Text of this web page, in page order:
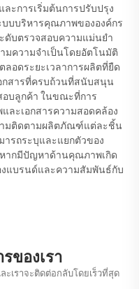
ะการเริ่มต้นการปรับปรุง
บบริหารคุณภาพขององค์กร
ดับตรวจสอบความแม่นยํา
มความจําเป็นโดยอัตโนมัติ
อดระยะเวลาการผลิตที่ยืด
สารที่ครบถ้วนที่สนับสนุน
อบลูกค้า ในขณะที่การ
ละเอกสารความสอดคล้อง
ามติดตามผลิตภัณฑ์แต่ละชิ้น
รถระบุและแยกตัวของ
หากมีปัญหาด้านคุณภาพเกิด
งแบรนด์และความสัมพันธ์กับ
ของเรา
เราจะติดต่อกลับโดยเร็วที่สุด